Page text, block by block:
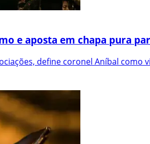
e aposta em chapa pura
define coronel Aníbal